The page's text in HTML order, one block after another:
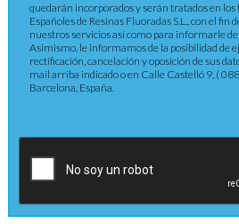
quedarán incorporados y serán tratados en
Españoles de Resinas Fluoradas S.L., con el
nuestros servicios así como para informarle
Asimismo, le informamos de la posibilidad de
rectificación, cancelación y oposición de sus
mail arriba indicado o en Calle Castelló 9, (
Barcelona, España.